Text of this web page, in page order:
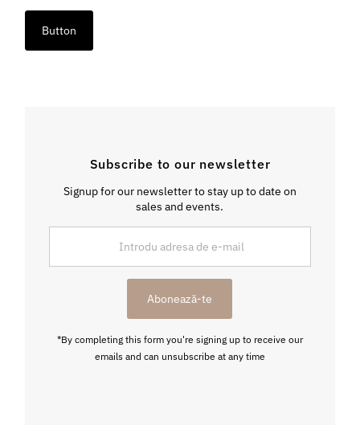
Button
Subscribe to our newsletter
Signup for our newsletter to stay up to date on
sales and events.
de
Abonează-te
*By completing this form you're signing up to receive our
emails and can unsubscribe at any time